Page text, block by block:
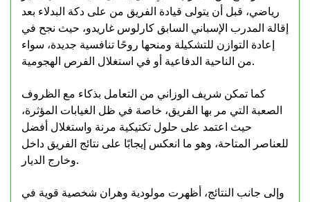
رياضي، قبل أن يتولى قيادة الفريق من على دكة البدلاء بعد
إقالة المدرب الإسباني السابق كارلوس غاريدو، حيث نجح في
إعادة التوازن للتشكيلة ومنحها روحًا تنافسية جديدة، سواء
من الناحية الدفاعية أو في استغلال الفرص الهجومية.
كما تمكن شريف الوزاني من التعامل بذكاء مع الظروف
الصعبة التي مر بها الفريق، خاصة في ظل الغيابات المؤثرة،
حيث اعتمد على حلول تكتيكية مرنة واستغلال أفضل
للعناصر المتاحة، وهو ما انعكس إيجابًا على نتائج الفريق داخل
وخارج الديار.
وإلى جانب النتائج، أظهرت مولودية وهران شخصية قوية في